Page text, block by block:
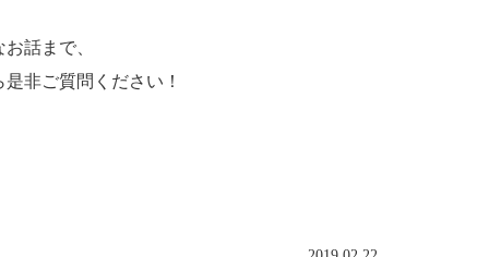
話まで、
非ご質問ください！